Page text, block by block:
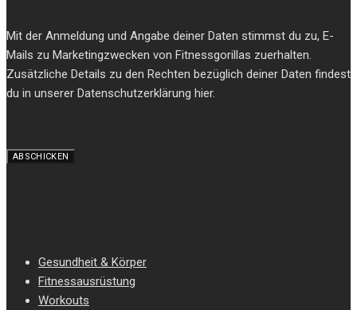
Mit der Anmeldung und Angabe deiner Daten stimmst du zu, E-
Mails zu Marketingzwecken von Fitnessgorillas zuerhalten.
Zusätzliche Details zu den Rechten bezüglich deiner Daten findest
du in unserer Datenschutzerklärung hier.
Gesundheit & Körper
Fitnessausrüstung
Workouts